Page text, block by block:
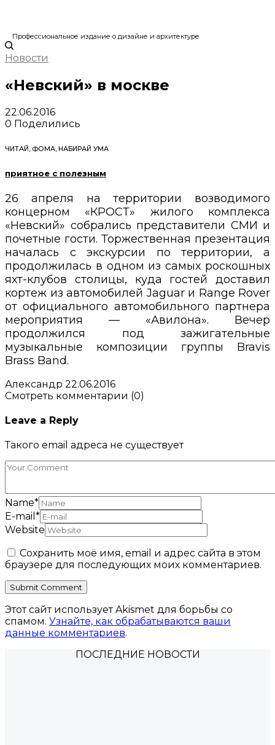
Профессиональное издание о дизайне и архитектуре
Новости
«Невский» в москве
22.06.2016
0 Поделились
ЧИТАЙ, ФОМА, НАБИРАЙ УМА
приятное с полезным
26 апреля на территории возводимого
концерном «КРОСТ» жилого комплекса
«Невский» собрались представители СМИ и
почетные гости. Торжественная презентация
началась с экскурсии по территории, а
продолжилась в одном из самых роскошных
яхт-клубов столицы, куда гостей доставил
кортеж из автомобилей Jaguar и Range Rover
от официального автомобильного партнера
мероприятия — «Авилона». Вечер
продолжился под зажигательные
музыкальные композиции группы Bravis
Brass Band.
Александр 22.06.2016
Смотреть комментарии (0)
Leave a Reply
Такого email адреса не существует
Name*
E-mail *
Website
Сохранить моё имя, email и адрес сайта в этом
браузере для последующих моих комментариев.
Этот сайт использует Akismet для борьбы со
спамом. Узнайте, как обрабатываются ваши
данные комментариев.
ПОСЛЕДНИЕ НОВОСТИ